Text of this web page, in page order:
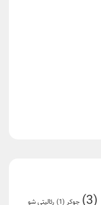
(3) جوکر (1) رئالیتی شو